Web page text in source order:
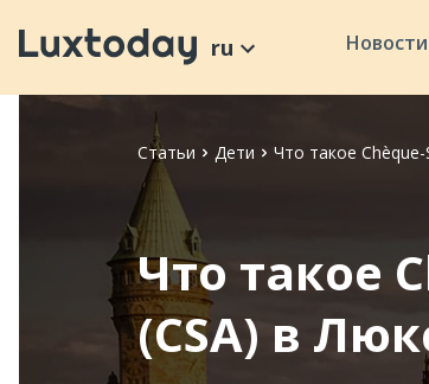
ru Новости
Статьи Дети Что такое
Что такое
(CSA) в